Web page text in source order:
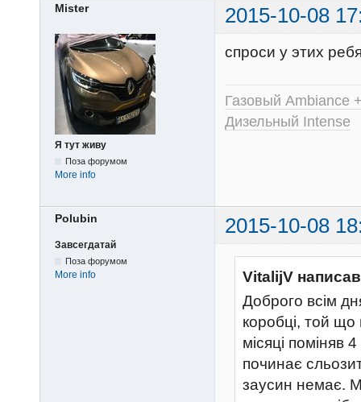
Mister 2015-10-08
Я тут живу
Поза форумом
More info
спроси у этих
Газовый Ambiance
Дизельный Intense
Polubin 2015-10-08
Завсегдатай
Поза форумом
More info
VitalijV
Доброго всім
коробці, той що
місяці поміняв
починає
заусин немає.